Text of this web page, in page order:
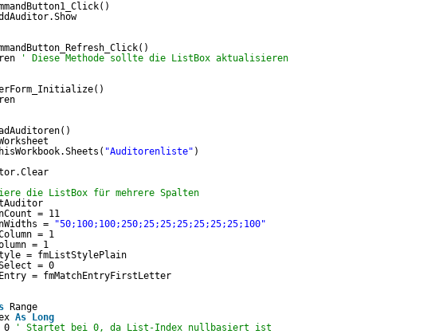
' Diese Methode sollte die ListBox aktualisieren
"Auditorenliste" )
die ListBox für mehrere Spalten
= 11
=
"50;100;100;250;25;25;25;25;25;25;100"
= 1
= 1
= fmListStylePlain
= 0
= fmMatchEntryFirstLetter
Range
As
Long
0
' Startet bei 0, da List-Index nullbasiert ist